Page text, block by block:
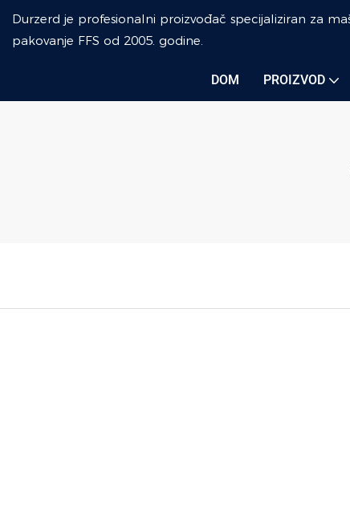
Durzerd je profesionalni proizvođač specijaliziran za
pakovanje FFS od 2005. godine.
DOM PROIZVOD